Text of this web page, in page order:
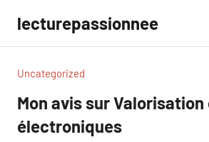
contenu
lecturepassionnee
Uncategorized
Mon avis sur
électroniques